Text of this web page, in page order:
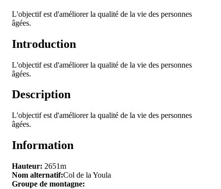
L'objectif est d'améliorer la qualité de la vie des personnes
âgées.
Introduction
L'objectif est d'améliorer la qualité de la vie des personnes
âgées.
Description
L'objectif est d'améliorer la qualité de la vie des personnes
âgées.
Information
Hauteur: 2651m
Nom alternatif:Col de la Youla
Groupe de montagne: